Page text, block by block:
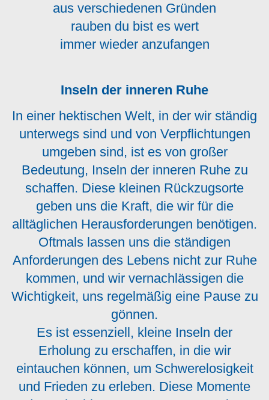
aus verschiedenen Gründen
rauben du bist es wert
immer wieder anzufangen
Inseln der inneren Ruhe
In einer hektischen Welt, in der wir ständig
unterwegs sind und von Verpflichtungen
umgeben sind, ist es von großer
Bedeutung, Inseln der inneren Ruhe zu
schaffen. Diese kleinen Rückzugsorte
geben uns die Kraft, die wir für die
alltäglichen Herausforderungen benötigen.
Oftmals lassen uns die ständigen
Anforderungen des Lebens nicht zur Ruhe
kommen, und wir vernachlässigen die
Wichtigkeit, uns regelmäßig eine Pause zu
gönnen.
Es ist essenziell, kleine Inseln der
Erholung zu erschaffen, in die wir
eintauchen können, um Schwerelosigkeit
und Frieden zu erleben. Diese Momente